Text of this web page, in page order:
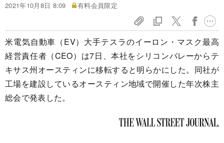
2021年10月8日 8:09
有料会員限定
米電気自動車（EV）大手テスラのイーロン・マスク最高
経営責任者（CEO）は7日、本社をシリコンバレーからテ
キサス州オースティンに移転すると明らかにした。同社が
工場を建設しているオースティン地域で開催した年次株主
総会で発表した。